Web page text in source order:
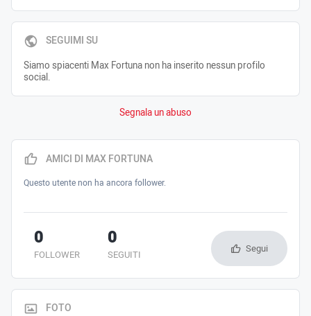
SEGUIMI SU
Siamo spiacenti Max Fortuna non ha inserito nessun profilo
social.
Segnala un abuso
AMICI DI MAX FORTUNA
Questo utente non ha ancora follower.
FOLLOWER
0
SEGUITI
0 Segui
FOTO